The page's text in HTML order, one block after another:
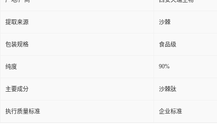
提取来源 沙棘
包装规格 食品级
纯度 90%
主要成分 沙棘肽
执行质量标准 企业标准